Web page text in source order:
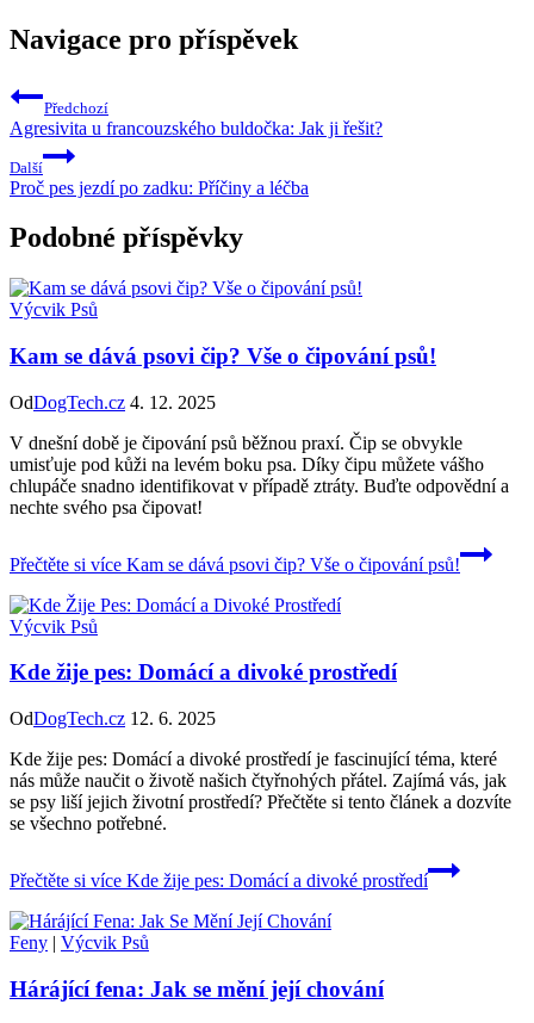
Navigace pro příspěvek
Předchozí
Agresivita u francouzského buldočka: Jak ji řešit?
Další
Proč pes jezdí po zadku: Příčiny a léčba
Podobné příspěvky
Výcvik Psů
Kam se dává psovi čip? Vše o čipování psů!
OdDogTech.cz 4. 12. 2025
V dnešní době je čipování psů běžnou praxí. Čip se obvykle
umisťuje pod kůži na levém boku psa. Díky čipu můžete vášho
chlupáče snadno identifikovat v případě ztráty. Buďte odpovědní a
nechte svého psa čipovat!
Přečtěte si více Kam se dává psovi čip? Vše o čipování psů!
Výcvik Psů
Kde žije pes: Domácí a divoké prostředí
OdDogTech.cz 12. 6. 2025
Kde žije pes: Domácí a divoké prostředí je fascinující téma, které
nás může naučit o životě našich čtyřnohých přátel. Zajímá vás, jak
se psy liší jejich životní prostředí? Přečtěte si tento článek a dozvíte
se všechno potřebné.
Přečtěte si více Kde žije pes: Domácí a divoké prostředí
Feny | Výcvik Psů
Hárájící fena: Jak se mění její chování